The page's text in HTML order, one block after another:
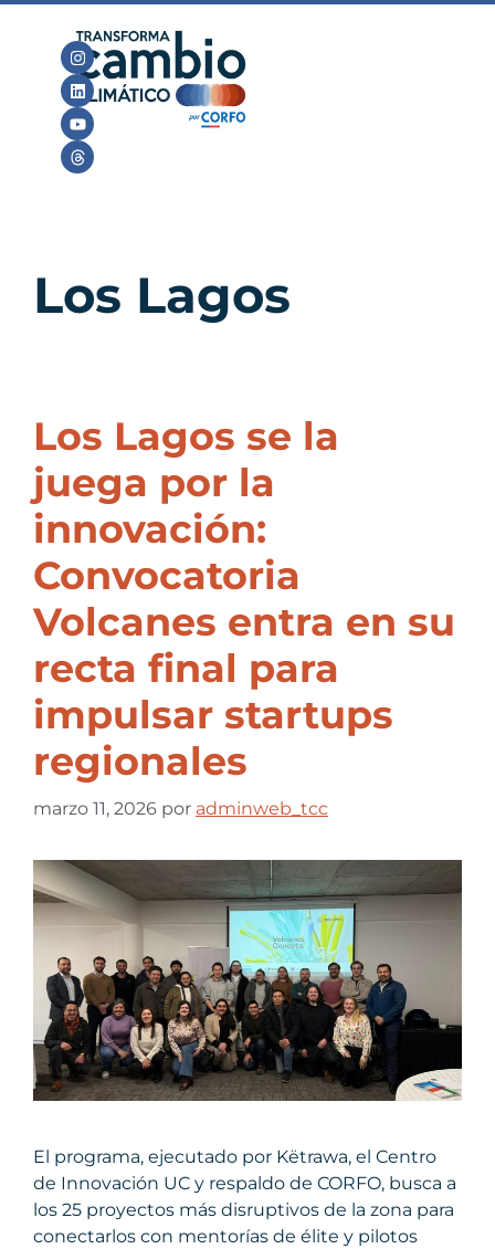
Los Lagos
Los Lagos se la
juega por la
innovación:
Convocatoria
Volcanes entra en su
recta final para
impulsar startups
regionales
marzo 11, 2026 por adminweb_tcc
El programa, ejecutado por Këtrawa, el Centro
de Innovación UC y respaldo de CORFO, busca a
los 25 proyectos más disruptivos de la zona para
conectarlos con mentorías de élite y pilotos